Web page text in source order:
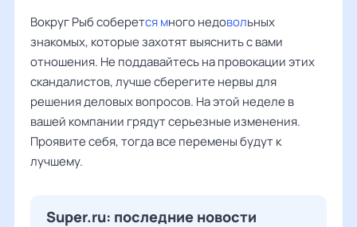
Вокруг Рыб соберется много недовольных
знакомых, которые захотят выяснить с вами
отношения. Не поддавайтесь на провокации этих
скандалистов, лучше сберегите нервы для
решения деловых вопросов. На этой неделе в
вашей компании грядут серьезные изменения.
Проявите себя, тогда все перемены будут к
лучшему.
Super.ru: последние новости